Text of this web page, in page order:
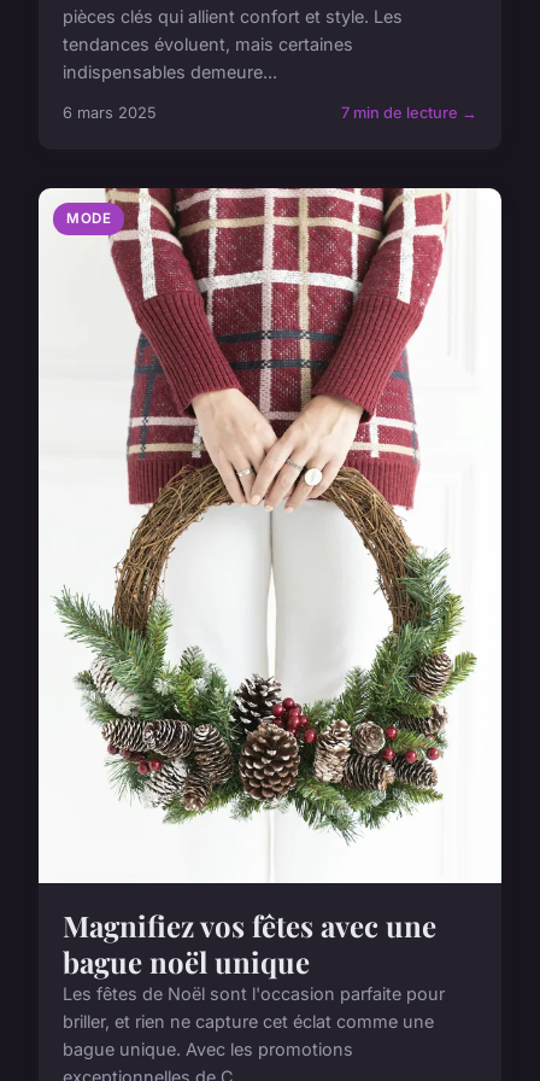
pièces clés qui allient confort et style. Les
tendances évoluent, mais certaines
indispensables demeure...
6 mars 2025 7 min de lecture →
MODE
Magnifiez vos fêtes avec une
bague noël unique
Les fêtes de Noël sont l'occasion parfaite pour
briller, et rien ne capture cet éclat comme une
bague unique. Avec les promotions
exceptionnelles de C...